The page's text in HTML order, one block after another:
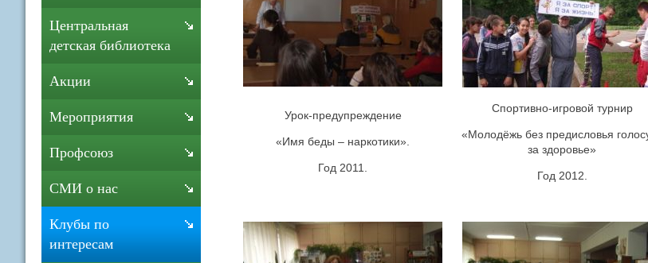
Урок-предупреждение
«Имя беды – наркотики».
Год 2011.
Спортивно-игровой турнир
«Молодёжь без предисловья
за здоровье»
Год 2012.
Центральная
детская библиотека
Акции
Мероприятия
Профсоюз
СМИ о нас
Клубы по
интересам